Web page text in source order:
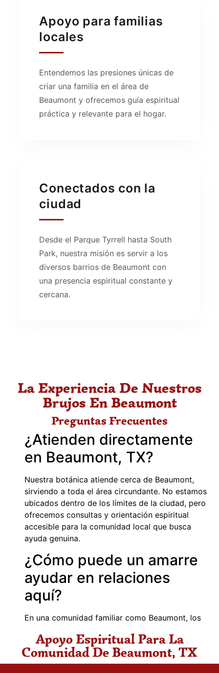
Apoyo para familias
locales
Entendemos las presiones únicas de
criar una familia en el área de
Beaumont y ofrecemos guía espiritual
práctica y relevante para el hogar.
Conectados con la
ciudad
Desde el Parque Tyrrell hasta South
Park, nuestra misión es servir a los
diversos barrios de Beaumont con
una presencia espiritual constante y
cercana.
La Experiencia De Nuestros
Brujos En Beaumont
Preguntas Frecuentes
¿Atienden directamente
en Beaumont, TX?
Nuestra botánica atiende cerca de Beaumont,
sirviendo a toda el área circundante. No estamos
ubicados dentro de los límites de la ciudad, pero
ofrecemos consultas y orientación espiritual
accesible para la comunidad local que busca
ayuda genuina.
¿Cómo puede un amarre
ayudar en relaciones
aquí?
En una comunidad familiar como Beaumont, los
fortalecer vínculos existentes, no forzar lo
imposible. Maestro Carlos evalúa la energía de la
pareja para orientar un trabajo que promueva la
Apoyo Espiritual Para La
Comunidad De Beaumont, TX